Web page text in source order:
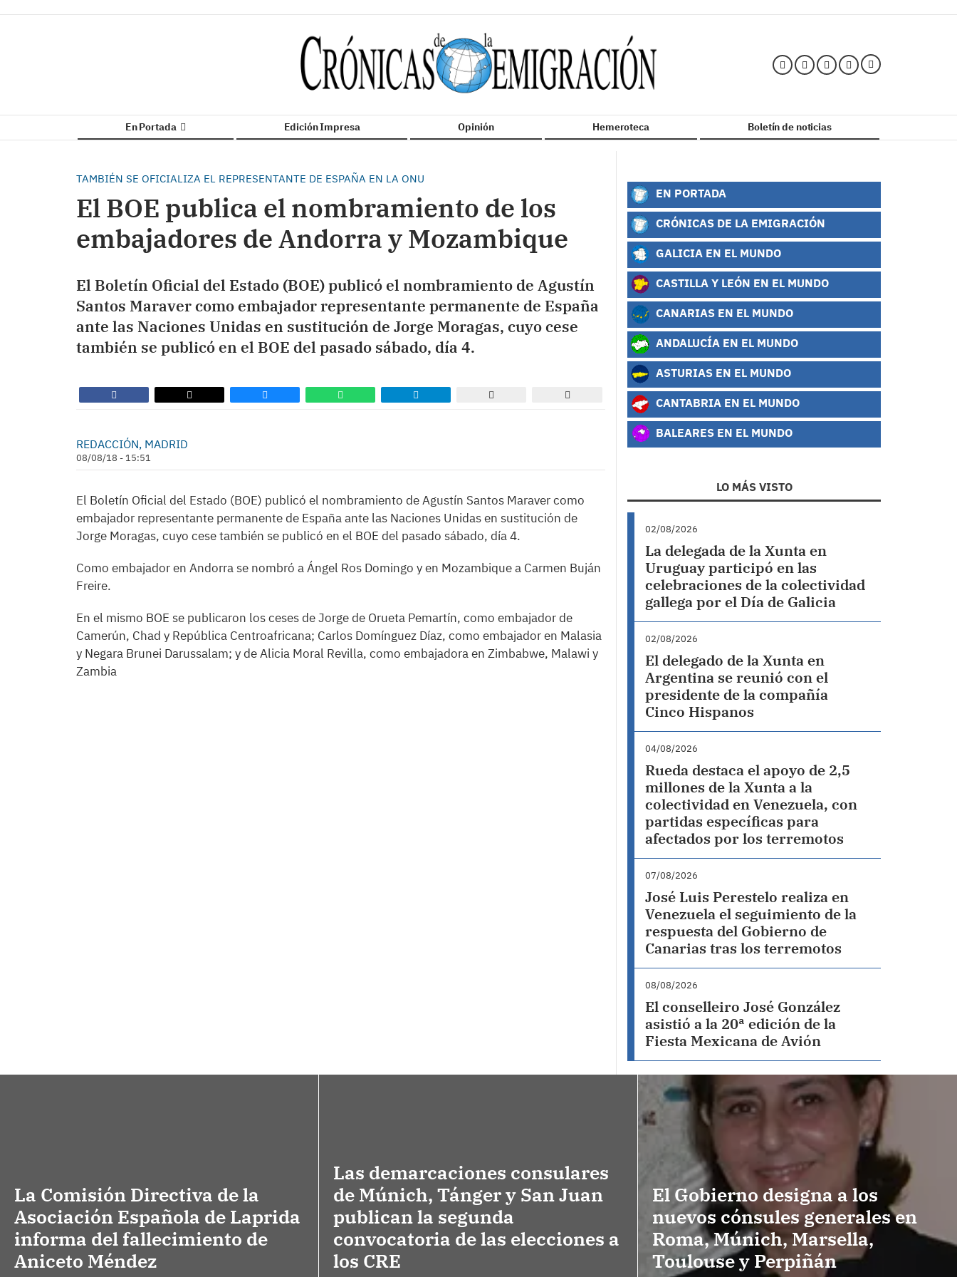
En Portada Edición Impresa Opinión Hemeroteca Boletín de noticias
TAMBIÉN SE OFICIALIZA EL REPRESENTANTE DE ESPAÑA EN LA ONU
El BOE publica el nombramiento de los
embajadores de Andorra y Mozambique
El Boletín Oficial del Estado (BOE) publicó el nombramiento de Agustín
Santos Maraver como embajador representante permanente de España
ante las Naciones Unidas en sustitución de Jorge Moragas, cuyo cese
también se publicó en el BOE del pasado sábado, día 4.
REDACCIÓN, MADRID
08/08/18 - 15:51
El Boletín Oficial del Estado (BOE) publicó el nombramiento de Agustín Santos Maraver como
embajador representante permanente de España ante las Naciones Unidas en sustitución de
Jorge Moragas, cuyo cese también se publicó en el BOE del pasado sábado, día 4.
Como embajador en Andorra se nombró a Ángel Ros Domingo y en Mozambique a Carmen Buján
Freire.
En el mismo BOE se publicaron los ceses de Jorge de Orueta Pemartín, como embajador de
Camerún, Chad y República Centroafricana; Carlos Domínguez Díaz, como embajador en Malasia
y Negara Brunei Darussalam; y de Alicia Moral Revilla, como embajadora en Zimbabwe, Malawi y
Zambia
EN PORTADA
CRÓNICAS DE LA EMIGRACIÓN
GALICIA EN EL MUNDO
CASTILLA Y LEÓN EN EL MUNDO
CANARIAS EN EL MUNDO
ANDALUCÍA EN EL MUNDO
ASTURIAS EN EL MUNDO
CANTABRIA EN EL MUNDO
BALEARES EN EL MUNDO
LO MÁS VISTO
02/08/2026
La delegada de la Xunta en
Uruguay participó en las
celebraciones de la colectividad
gallega por el Día de Galicia
02/08/2026
El delegado de la Xunta en
Argentina se reunió con el
presidente de la compañía
Cinco Hispanos
04/08/2026
Rueda destaca el apoyo de 2,5
millones de la Xunta a la
colectividad en Venezuela, con
partidas específicas para
afectados por los terremotos
07/08/2026
José Luis Perestelo realiza en
Venezuela el seguimiento de la
respuesta del Gobierno de
Canarias tras los terremotos
08/08/2026
El conselleiro José González
asistió a la 20ª edición de la
Fiesta Mexicana de Avión
La Comisión Directiva de la
Asociación Española de Laprida
informa del fallecimiento de
Aniceto Méndez
Las demarcaciones consulares
de Múnich, Tánger y San Juan
publican la segunda
convocatoria de las elecciones a
los CRE
El Gobierno designa a los
nuevos cónsules generales en
Roma, Múnich, Marsella,
Toulouse y Perpiñán